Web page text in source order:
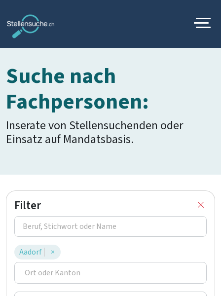
Suche nach
Fachpersonen:
Inserate von Stellensuchenden oder
Einsatz auf Mandatsbasis.
Filter
Aadorf ×